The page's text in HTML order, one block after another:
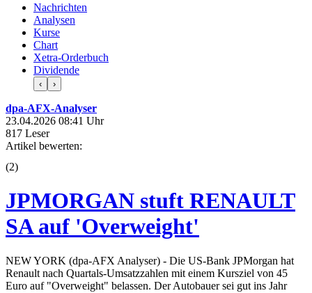
Nachrichten
Analysen
Kurse
Chart
Xetra-Orderbuch
Dividende
‹ ›
dpa-AFX-Analyser
23.04.2026 08:41 Uhr
817 Leser
Artikel bewerten:
(2)
JPMORGAN stuft RENAULT
SA auf 'Overweight'
NEW YORK (dpa-AFX Analyser) - Die US-Bank JPMorgan hat
Renault nach Quartals-Umsatzzahlen mit einem Kursziel von 45
Euro auf "Overweight" belassen. Der Autobauer sei gut ins Jahr